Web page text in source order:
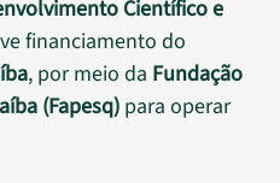
Científico e
financiamento do
, por meio da Fundação
(Fapesq) para operar